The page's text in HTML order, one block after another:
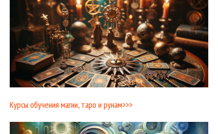
Курсы обучения магии, таро и рунам>>>